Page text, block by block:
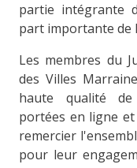
partie intégrante
part importante de
Les membres du
des Villes
haute qualité de
portées en ligne
remercier
pour leur